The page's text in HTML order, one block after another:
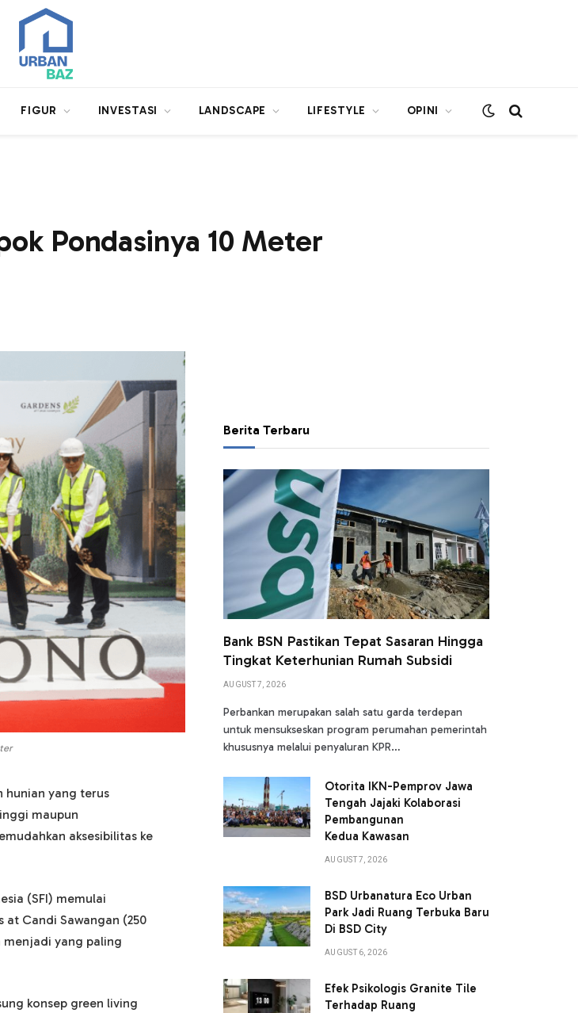
FIGUR INVESTASI LANDSCAPE LIFESTYLE OPINI
Pondasinya 10 Meter
hunian yang terus
maupun
aksesibilitas ke
(SFI) memulai
Candi Sawangan (250
menjadi yang paling
konsep green living
Berita Terbaru
Bank BSN Pastikan Tepat Sasaran Hingga
Tingkat Keterhunian Rumah Subsidi
AUGUST 7, 2026
Perbankan merupakan salah satu garda terdepan
untuk mensukseskan program perumahan pemerintah
khususnya melalui penyaluran KPR…
Otorita IKN-Pemprov Jawa
Tengah Jajaki Kolaborasi
Pembangunan
Kedua Kawasan
AUGUST 7, 2026
BSD Urbanatura Eco Urban
Park Jadi Ruang Terbuka Baru
Di BSD City
AUGUST 6, 2026
Efek Psikologis Granite Tile
Terhadap Ruang